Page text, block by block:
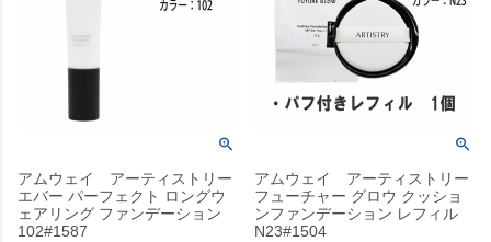
アムウェイ アーティストリー
エバー パーフェクト ロングウ
ェアリング ファンデーション
102#1587
アムウェイ アーティストリー
フューチャー グロウ クッショ
ンファンデーション レフィル
N23#1504